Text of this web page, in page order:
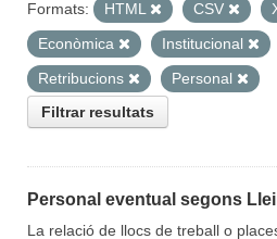
Formats:
HTML CSV
Econòmica
Institucional
Retribucions
Personal
Filtrar resultats
Personal eventual segons Llei
La relació de llocs de treball o